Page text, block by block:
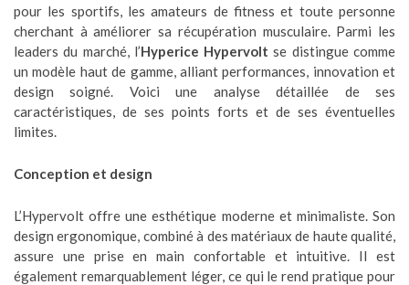
pour les sportifs, les amateurs de fitness et toute personne
cherchant à améliorer sa récupération musculaire. Parmi les
leaders du marché, l’Hyperice Hypervolt se distingue comme
un modèle haut de gamme, alliant performances, innovation et
design soigné. Voici une analyse détaillée de ses
caractéristiques, de ses points forts et de ses éventuelles
limites.
Conception et design
L’Hypervolt offre une esthétique moderne et minimaliste. Son
design ergonomique, combiné à des matériaux de haute qualité,
assure une prise en main confortable et intuitive. Il est
également remarquablement léger, ce qui le rend pratique pour